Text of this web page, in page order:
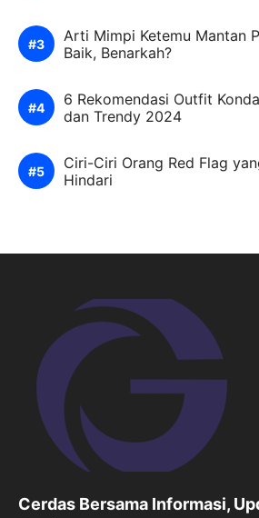
Arti Mimpi Ketemu Mantan
Baik, Benarkah?
6 Rekomendasi Outfit
dan Trendy 2024
Ciri-Ciri Orang Red Flag
Hindari
Cerdas Bersama Informasi,